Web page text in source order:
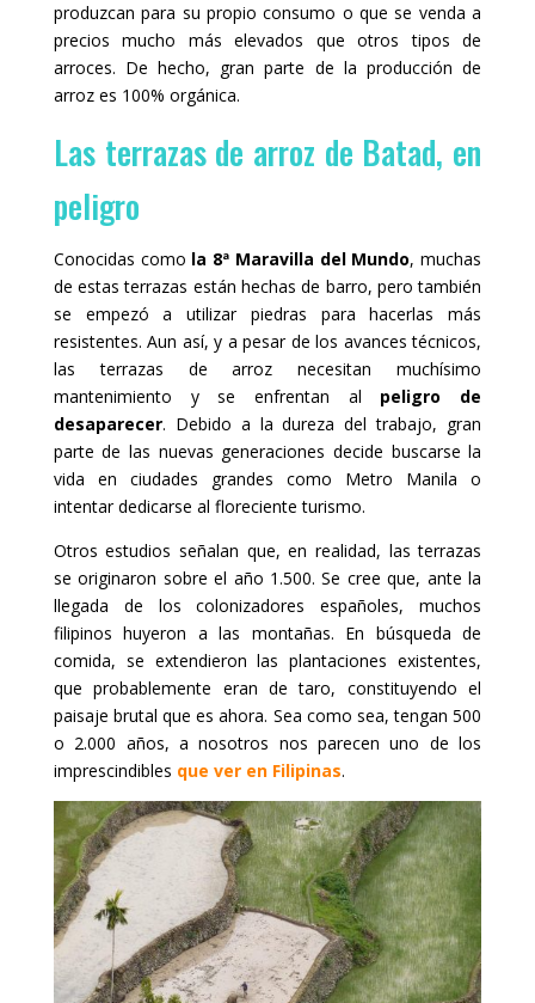
produzcan para su propio consumo o que se venda a
precios mucho más elevados que otros tipos de
arroces. De hecho, gran parte de la producción de
arroz es 100% orgánica.
Las terrazas de arroz de Batad, en
peligro
Conocidas como la 8ª Maravilla del Mundo, muchas
de estas terrazas están hechas de barro, pero también
se empezó a utilizar piedras para hacerlas más
resistentes. Aun así, y a pesar de los avances técnicos,
las terrazas de arroz necesitan muchísimo
mantenimiento y se enfrentan al peligro de
desaparecer. Debido a la dureza del trabajo, gran
parte de las nuevas generaciones decide buscarse la
vida en ciudades grandes como Metro Manila o
intentar dedicarse al floreciente turismo.
Otros estudios señalan que, en realidad, las terrazas
se originaron sobre el año 1.500. Se cree que, ante la
llegada de los colonizadores españoles, muchos
filipinos huyeron a las montañas. En búsqueda de
comida, se extendieron las plantaciones existentes,
que probablemente eran de taro, constituyendo el
paisaje brutal que es ahora. Sea como sea, tengan 500
o 2.000 años, a nosotros nos parecen uno de los
imprescindibles que ver en Filipinas.